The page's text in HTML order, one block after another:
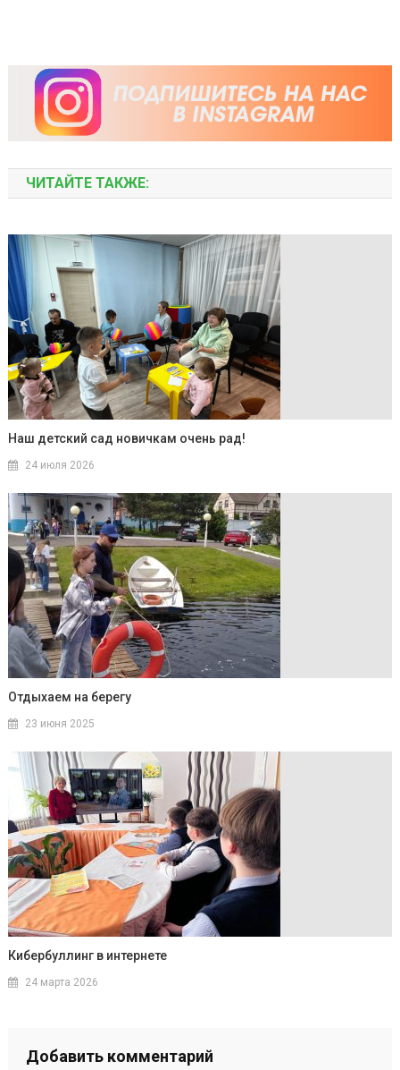
ЧИТАЙТЕ ТАКЖЕ:
Наш детский сад новичкам очень рад!
24 июля 2026
Отдыхаем на берегу
23 июня 2025
Кибербуллинг в интернете
24 марта 2026
Добавить комментарий